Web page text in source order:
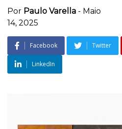
Por Paulo Varella - Maio
14, 2025
Facebook Twitter
LinkedIn